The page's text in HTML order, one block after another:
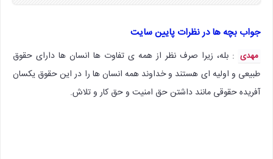
جواب بچه ها در نظرات پایین سایت
مهدی : بله، زیرا صرف نظر از همه ی تفاوت ها انسان ها دارای حقوق
طبیعی و اولیه ای هستند و خداوند همه انسان ها را در این حقوق یکسان
آفریده حقوقی مانند داشتن حق امنیت و حق کار و تلاش.